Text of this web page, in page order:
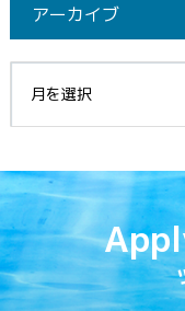
アーカイブ